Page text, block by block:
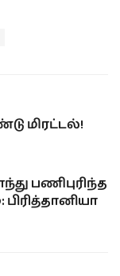
மிரட்டல்!
பணிபுரிந்த